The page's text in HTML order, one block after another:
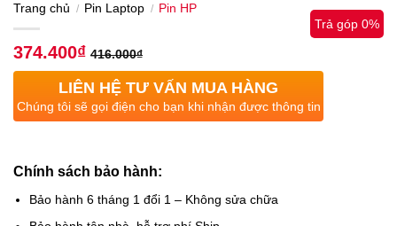
Trang chủ / Pin Laptop / Pin HP
374.400₫ 416.000₫
Trả góp 0%
LIÊN HỆ TƯ VẤN MUA HÀNG
Chúng tôi sẽ gọi điện cho bạn khi nhận được thông tin
Chính sách bảo hành:
Bảo hành 6 tháng 1 đổi 1 – Không sửa chữa